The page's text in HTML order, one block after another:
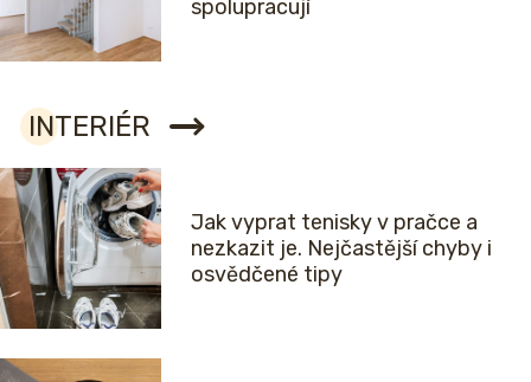
spolupracují
INTERIÉR
Jak vyprat tenisky v pračce a
nezkazit je. Nejčastější chyby i
osvědčené tipy